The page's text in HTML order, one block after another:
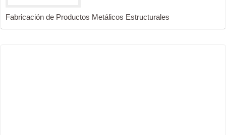
Fabricación de Productos Metálicos Estructurales